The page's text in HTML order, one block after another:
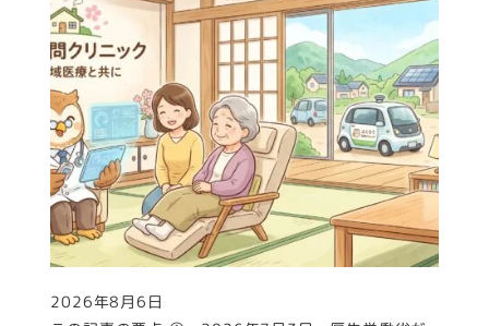
投稿日
2026年8月6日